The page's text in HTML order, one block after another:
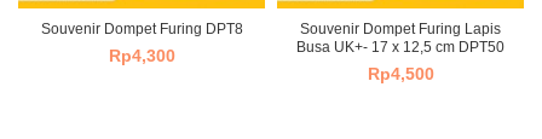
Souvenir Dompet Furing DPT8
Rp4,300
Souvenir Dompet Furing Lapis
Busa UK+- 17 x 12,5 cm DPT50
Rp4,500